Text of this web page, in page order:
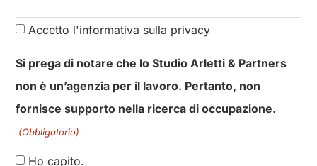
Dichiaro di aver letto ladata protection policye di acconsentire
Accetto l'informativa sulla privacy
Si prega di notare che lo Studio Arletti & Partners
non è un’agenzia per il lavoro. Pertanto, non
fornisce supporto nella ricerca di occupazione.